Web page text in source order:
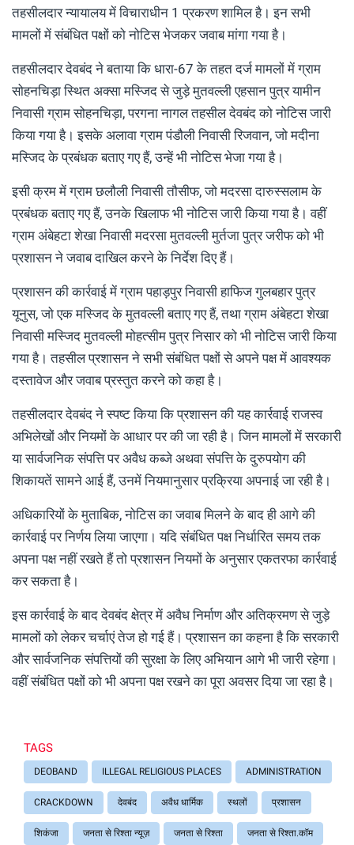
तहसीलदार न्यायालय में विचाराधीन 1 प्रकरण शामिल है। इन सभी
मामलों में संबंधित पक्षों को नोटिस भेजकर जवाब मांगा गया है।
तहसीलदार देवबंद ने बताया कि धारा-67 के तहत दर्ज मामलों में ग्राम
सोहनचिड़ा स्थित अक्सा मस्जिद से जुड़े मुतवल्ली एहसान पुत्र यामीन
निवासी ग्राम सोहनचिड़ा, परगना नागल तहसील देवबंद को नोटिस जारी
किया गया है। इसके अलावा ग्राम पंडौली निवासी रिजवान, जो मदीना
मस्जिद के प्रबंधक बताए गए हैं, उन्हें भी नोटिस भेजा गया है।
इसी क्रम में ग्राम छलौली निवासी तौसीफ, जो मदरसा दारुस्सलाम के
प्रबंधक बताए गए हैं, उनके खिलाफ भी नोटिस जारी किया गया है। वहीं
ग्राम अंबेहटा शेखा निवासी मदरसा मुतवल्ली मुर्तजा पुत्र जरीफ को भी
प्रशासन ने जवाब दाखिल करने के निर्देश दिए हैं।
प्रशासन की कार्रवाई में ग्राम पहाड़पुर निवासी हाफिज गुलबहार पुत्र
यूनुस, जो एक मस्जिद के मुतवल्ली बताए गए हैं, तथा ग्राम अंबेहटा शेखा
निवासी मस्जिद मुतवल्ली मोहत्सीम पुत्र निसार को भी नोटिस जारी किया
गया है। तहसील प्रशासन ने सभी संबंधित पक्षों से अपने पक्ष में आवश्यक
दस्तावेज और जवाब प्रस्तुत करने को कहा है।
तहसीलदार देवबंद ने स्पष्ट किया कि प्रशासन की यह कार्रवाई राजस्व
अभिलेखों और नियमों के आधार पर की जा रही है। जिन मामलों में सरकारी
या सार्वजनिक संपत्ति पर अवैध कब्जे अथवा संपत्ति के दुरुपयोग की
शिकायतें सामने आई हैं, उनमें नियमानुसार प्रक्रिया अपनाई जा रही है।
अधिकारियों के मुताबिक, नोटिस का जवाब मिलने के बाद ही आगे की
कार्रवाई पर निर्णय लिया जाएगा। यदि संबंधित पक्ष निर्धारित समय तक
अपना पक्ष नहीं रखते हैं तो प्रशासन नियमों के अनुसार एकतरफा कार्रवाई
कर सकता है।
इस कार्रवाई के बाद देवबंद क्षेत्र में अवैध निर्माण और अतिक्रमण से जुड़े
मामलों को लेकर चर्चाएं तेज हो गई हैं। प्रशासन का कहना है कि सरकारी
और सार्वजनिक संपत्तियों की सुरक्षा के लिए अभियान आगे भी जारी रहेगा।
वहीं संबंधित पक्षों को भी अपना पक्ष रखने का पूरा अवसर दिया जा रहा है।
TAGS
DEOBAND ILLEGAL RELIGIOUS PLACES ADMINISTRATION
CRACKDOWN देवबंद अवैध धार्मिक स्थलों प्रशासन
शिकंजा जनता से रिश्ता न्यूज़ जनता से रिश्ता जनता से रिश्ता.कॉम